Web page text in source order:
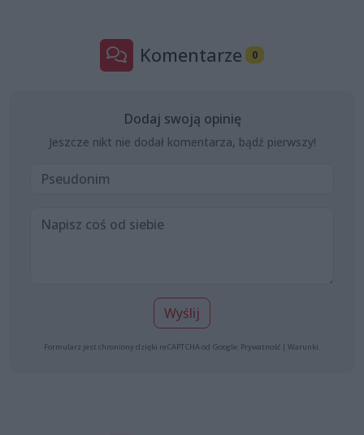
Komentarze 0
Dodaj swoją opinię
Jeszcze nikt nie dodał komentarza, bądź pierwszy!
Wyślij
Formularz jest chroniony dzięki reCAPTCHA od Google: Prywatność | Warunki